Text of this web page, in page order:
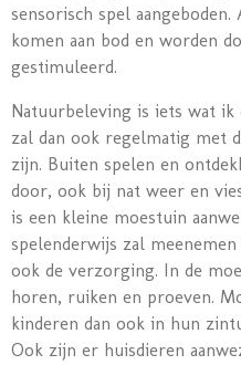
sensorisch spel
komen aan bod en worden
gestimuleerd.
Natuurbeleving is iets wat
zal dan ook regelmatig met
zijn. Buiten spelen en
door, ook bij nat weer en
is een kleine moestuin
spelenderwijs zal
ook de verzorging. In de
horen, ruiken en proeven.
kinderen dan ook in hun
Ook zijn er huisdieren